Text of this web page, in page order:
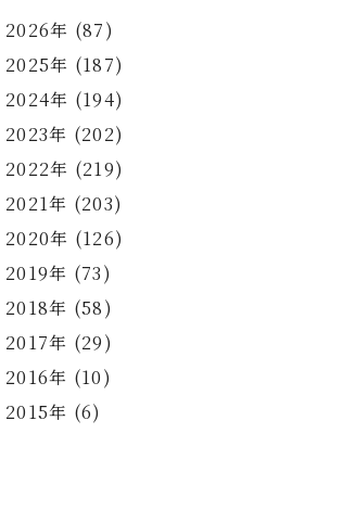
2026年 (87)
2025年 (187)
2024年 (194)
2023年 (202)
2022年 (219)
2021年 (203)
2020年 (126)
2019年 (73)
2018年 (58)
2017年 (29)
2016年 (10)
2015年 (6)